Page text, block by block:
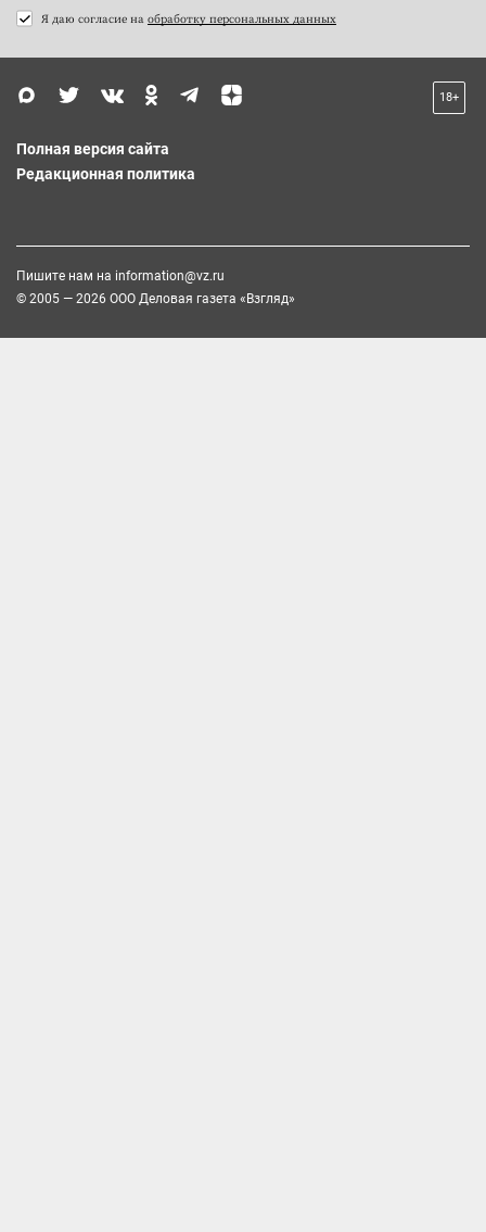
Я даю согласие на обработку персональных данных
18+
Полная версия сайта
Редакционная политика
Пишите нам на information@vz.ru
© 2005 — 2026 ООО Деловая газета «Взгляд»